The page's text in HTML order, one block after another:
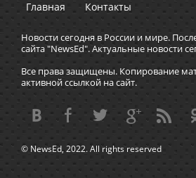
Главная Контакты
Новости сегодня в России и мире.
сайта "NewsEd". Актуальные новости
Все права защищены. Копирование
активной ссылкой на сайт.
© NewsEd, 2022. All rights reserved